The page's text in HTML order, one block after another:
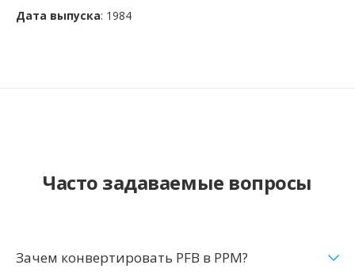
Дата выпуска: 1984
Часто задаваемые вопросы
Зачем конвертировать PFB в PPM?